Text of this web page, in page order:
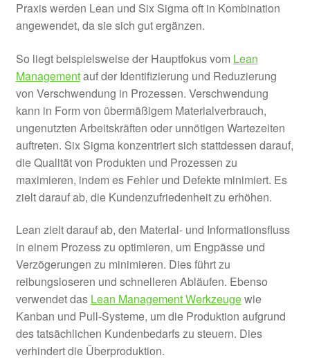
Praxis werden Lean und Six Sigma oft in Kombination
angewendet, da sie sich gut ergänzen.
So liegt beispielsweise der Hauptfokus vom Lean
Managementauf der Identifizierung und Reduzierung
von Verschwendung in Prozessen. Verschwendung
kann in Form von übermäßigem Materialverbrauch,
ungenutzten Arbeitskräften oder unnötigen Wartezeiten
auftreten. Six Sigma konzentriert sich stattdessen darauf,
die Qualität von Produkten und Prozessen zu
maximieren, indem es Fehler und Defekte minimiert. Es
zielt darauf ab, die Kundenzufriedenheit zu erhöhen.
Lean zielt darauf ab, den Material- und Informationsfluss
in einem Prozess zu optimieren, um Engpässe und
Verzögerungen zu minimieren. Dies führt zu
reibungsloseren und schnelleren Abläufen. Ebenso
verwendet das Lean Management Werkzeugewie
Kanban und Pull-Systeme, um die Produktion aufgrund
des tatsächlichen Kundenbedarfs zu steuern. Dies
verhindert die Überproduktion.